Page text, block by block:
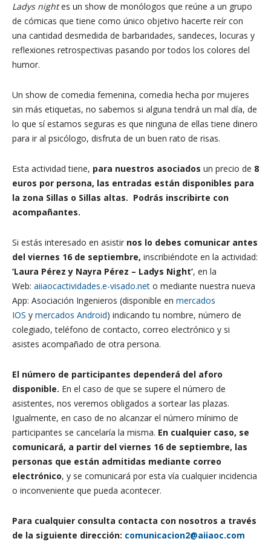
Ladys nightes un show de monólogos que reúne a un grupo
de cómicas que tiene como único objetivo hacerte reír con
una cantidad desmedida de barbaridades, sandeces, locuras y
reflexiones retrospectivas pasando por todos los colores del
humor.
Un show de comedia femenina, comedia hecha por mujeres
sin más etiquetas, no sabemos si alguna tendrá un mal día, de
lo que sí estamos seguras es que ninguna de ellas tiene dinero
para ir al psicólogo, disfruta de un buen rato de risas.
Esta actividad tiene, para nuestros asociados un precio de 8
euros por persona, las entradas están disponibles para
la zona Sillas o Sillas altas. Podrás inscribirte con
acompañantes.
Si estás interesado en asistir nos lo debes comunicar antes
del viernes 16 de septiembre, inscribiéndote en la actividad:
‘Laura Pérez y Nayra Pérez – Ladys Night’, en la
Web: aiiaocactividades.e-visado.net o mediante nuestra nueva
App: Asociación Ingenieros (disponible en mercados
IOS y mercados Android) indicando tu nombre, número de
colegiado, teléfono de contacto, correo electrónico y si
asistes acompañado de otra persona.
El número de participantes dependerá del aforo
disponible. En el caso de que se supere el número de
asistentes, nos veremos obligados a sortear las plazas.
Igualmente, en caso de no alcanzar el número mínimo de
participantes se cancelaría la misma. En cualquier caso, se
comunicará, a partir del viernes 16 de septiembre, las
personas que están admitidas mediante correo
electrónico, y se comunicará por esta vía cualquier incidencia
o inconveniente que pueda acontecer.
Para cualquier consulta contacta con nosotros a través
de la siguiente dirección: comunicacion2@aiiaoc.com